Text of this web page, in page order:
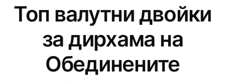
Топ валутни двойки
за дирхамa на
Обединените